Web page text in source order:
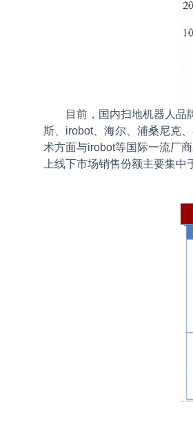
目前，国内扫地机器人
斯、irobot、海尔、浦桑尼克
术方面与irobot等国际一流厂
上线下市场销售份额主要集